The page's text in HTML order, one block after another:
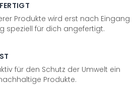
Produkte wird erst nach Eingang
speziell für dich angefertigt.
für den Schutz der Umwelt ein
Produkte.